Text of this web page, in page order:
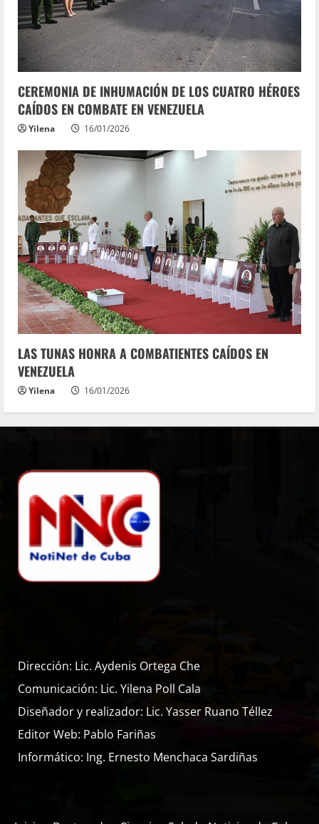
CEREMONIA DE INHUMACIÓN DE LOS CUATRO HÉROES
CAÍDOS EN COMBATE EN VENEZUELA
Yilena 16/01/2026
LAS TUNAS HONRA A COMBATIENTES CAÍDOS EN
VENEZUELA
Yilena 16/01/2026
Dirección: Lic. Aydenis Ortega Che
Comunicación: Lic. Yilena Poll Cala
Diseñador y realizador: Lic. Yasser Ruano Téllez
Editor Web: Pablo Fariñas
Informático: Ing. Ernesto Menchaca Sardiñas